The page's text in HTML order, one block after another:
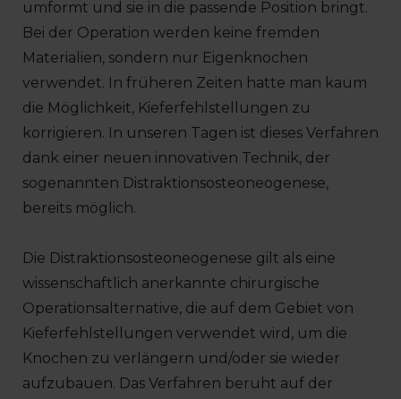
umformt und sie in die passende Position bringt.
Bei der Operation werden keine fremden
Materialien, sondern nur Eigenknochen
verwendet. In früheren Zeiten hatte man kaum
die Möglichkeit, Kieferfehlstellungen zu
korrigieren. In unseren Tagen ist dieses Verfahren
dank einer neuen innovativen Technik, der
sogenannten Distraktionsosteoneogenese,
bereits möglich.
Die Distraktionsosteoneogenese gilt als eine
wissenschaftlich anerkannte chirurgische
Operationsalternative, die auf dem Gebiet von
Kieferfehlstellungen verwendet wird, um die
Knochen zu verlängern und/oder sie wieder
aufzubauen. Das Verfahren beruht auf der